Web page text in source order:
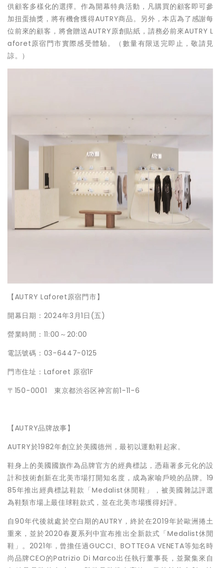
供顧客多樣化的選擇。作為開幕特典活動，凡購買的顧客即可參
加扭蛋抽獎，將有機會獲得AUTRY商品。另外，本店為了感謝每
位前來的顧客，將會贈送AUTRY原創貼紙，請務必前來AUTRY L
aforet原宿門市實際感受體驗。（數量有限送完即止，敬請見
諒。）
【AUTRY Laforet原宿門市】
開幕日期：2024年3月1日(五)
營業時間：11:00～20:00
電話號碼：03-6447-0125
門市住址：Laforet 原宿1F
〒150-0001 東京都渋谷区神宮前1-11-6
【AUTRY品牌故事】
AUTRY於1982年創立於美國德州，最初以運動鞋起家。
鞋身上的美國國旗作為品牌官方的經典標誌，憑藉著多元化的設
計和技術創新在北美市場打開知名度，成為家喻戶曉的品牌。19
85年推出經典標誌鞋款「Medalist休閒鞋」，被美國雜誌評選
為鞋類市場上最佳球鞋款式，並在北美市場獲得好評。
自90年代後就處於空白期的AUTRY，終於在2019年於歐洲捲土
重來，並於2020春夏系列中宣布推出全新款式「Medalist休閒
鞋」。2021年，曾擔任過GUCCI、BOTTEGA VENETA等知名時
尚品牌CEO的Patrizio Di Marco出任執行董事長，並聚集來自